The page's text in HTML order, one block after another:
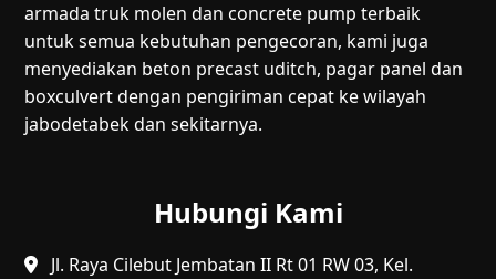
armada truk molen dan concrete pump terbaik
untuk semua kebutuhan pengecoran, kami juga
menyediakan beton precast uditch, pagar panel dan
boxculvert dengan pengiriman cepat ke wilayah
jabodetabek dan sekitarnya.
Hubungi Kami
Jl. Raya Cilebut Jembatan II Rt 01 RW 03, Kel.